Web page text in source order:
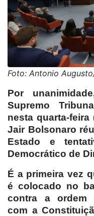
Foto: Antonio
Por
Supremo
nesta quarta-feira
Jair Bolsonaro
Estado e
Democrático de
É a primeira vez
é colocado no
contra a ordem
com a